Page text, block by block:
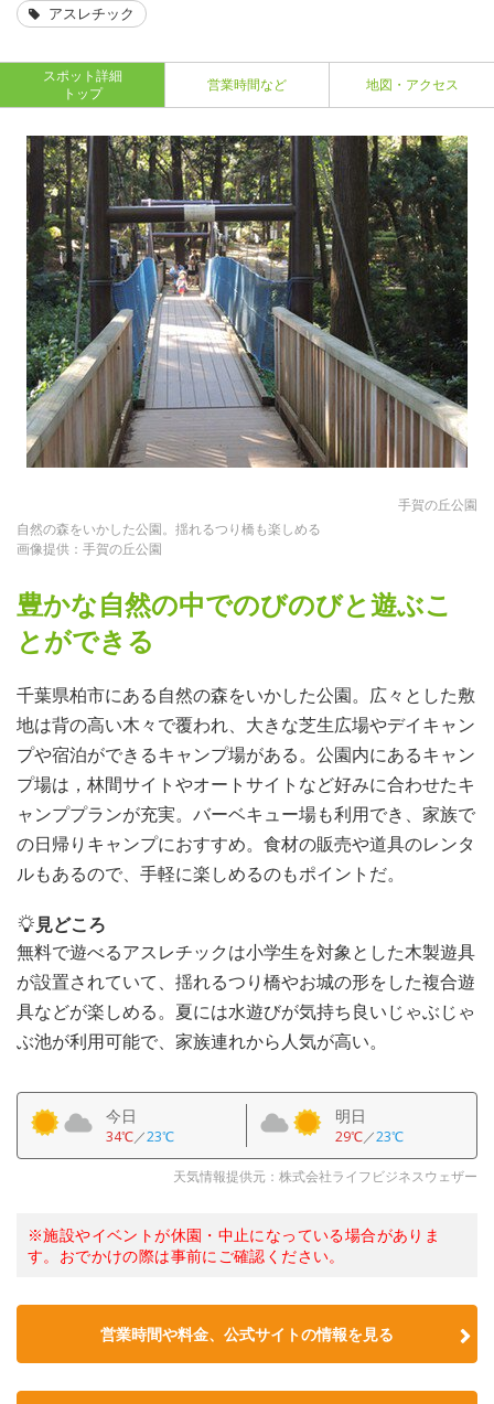
アスレチック
スポット詳細
トップ
営業時間など 地図・アクセス
手賀の丘公園
自然の森をいかした公園。揺れるつり橋も楽しめる
画像提供：手賀の丘公園
豊かな自然の中でのびのびと遊ぶこ
とができる
千葉県柏市にある自然の森をいかした公園。広々とした敷
地は背の高い木々で覆われ、大きな芝生広場やデイキャン
プや宿泊ができるキャンプ場がある。公園内にあるキャン
プ場は，林間サイトやオートサイトなど好みに合わせたキ
ャンププランが充実。バーベキュー場も利用でき、家族で
の日帰りキャンプにおすすめ。食材の販売や道具のレンタ
ルもあるので、手軽に楽しめるのもポイントだ。
見どころ
無料で遊べるアスレチックは小学生を対象とした木製遊具
が設置されていて、揺れるつり橋やお城の形をした複合遊
具などが楽しめる。夏には水遊びが気持ち良いじゃぶじゃ
ぶ池が利用可能で、家族連れから人気が高い。
今日
34℃／23℃
明日
29℃／23℃
天気情報提供元：株式会社ライフビジネスウェザー
※施設やイベントが休園・中止になっている場合がありま
す。おでかけの際は事前にご確認ください。
営業時間や料金、公式サイトの情報を見る